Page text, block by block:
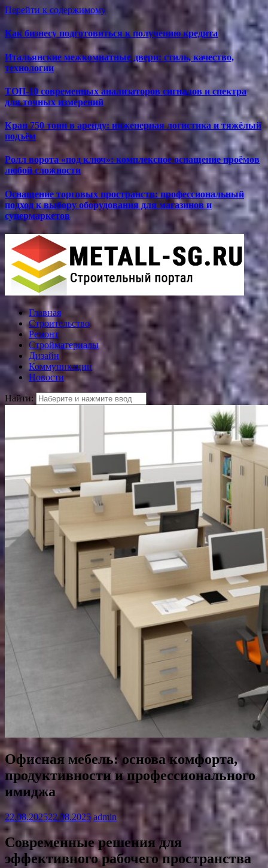
Перейти к содержимому
Как бизнесу подготовиться к получению кредита
Итальянские межкомнатные двери: стиль, качество,
технологии
ТОП-10 современных анализаторов сигналов и спектра
для точных измерений
Кран 750 тонн в аренду: инженерная логистика и тяжёлый
подъём
Ролл ворота «под ключ»: комплексное оснащение проёмов
любой сложности
Оснащение торговых пространств: профессиональный
подход к выбору оборудования для магазинов и
супермаркетов
Главная
Строительство
Ремонт
Стройматериалы
Дизайн
Коммуникации
Новости
Найти:
Офисная мебель: основа комфорта,
продуктивности и профессионального
имиджа
22.08.202522.08.2025 admin
Современные решения для
эффективного рабочего пространства